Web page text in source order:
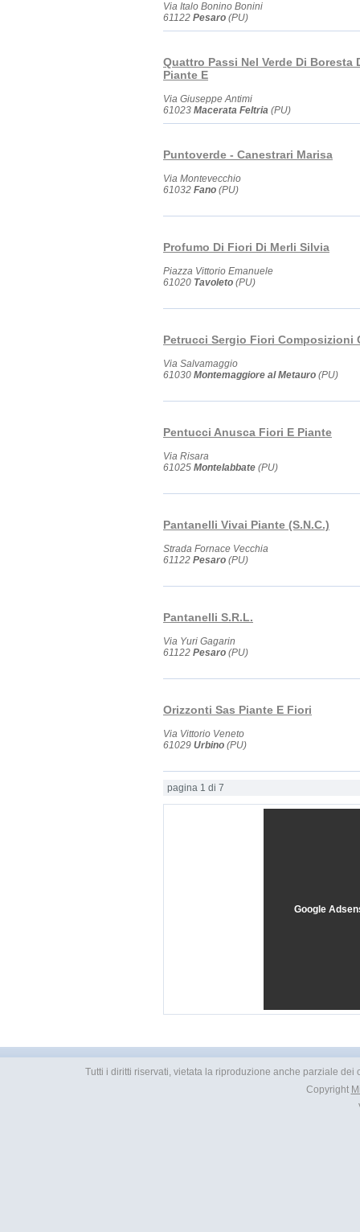
Via Italo Bonino Bonini
61122 Pesaro (PU)
Quattro Passi Nel Verde Di Boresta
Piante E
Via Giuseppe Antimi
61023 Macerata Feltria (PU)
Puntoverde - Canestrari Marisa
Via Montevecchio
61032 Fano (PU)
Profumo Di Fiori Di Merli Silvia
Piazza Vittorio Emanuele
61020 Tavoleto (PU)
Petrucci Sergio Fiori Composizioni
Via Salvamaggio
61030 Montemaggiore al Metauro (PU)
Pentucci Anusca Fiori E Piante
Via Risara
61025 Montelabbate (PU)
Pantanelli Vivai Piante (S.N.C.)
Strada Fornace Vecchia
61122 Pesaro (PU)
Pantanelli S.R.L.
Via Yuri Gagarin
61122 Pesaro (PU)
Orizzonti Sas Piante E Fiori
Via Vittorio Veneto
61029 Urbino (PU)
pagina 1 di 7
Google
Tutti i diritti riservati, vietata la riproduzione anche parziale
Copyright